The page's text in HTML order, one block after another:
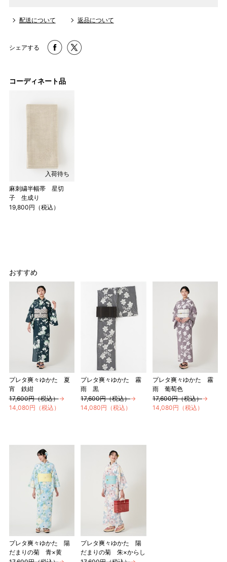
配送について 返品について
シェアする
コーディネート品
入荷待ち
麻刺繍半幅帯 星切
子 生成り
19,800円（税込）
おすすめ
プレタ爽々ゆかた 夏
宵 鉄紺
17,600円（税込）→
14,080円（税込）
プレタ爽々ゆかた 霧
雨 黒
17,600円（税込）→
14,080円（税込）
プレタ爽々ゆかた 霧
雨 葡萄色
17,600円（税込）→
14,080円（税込）
プレタ爽々ゆかた 陽
だまりの菊 青×黄
プレタ爽々ゆかた 陽
だまりの菊 朱×からし